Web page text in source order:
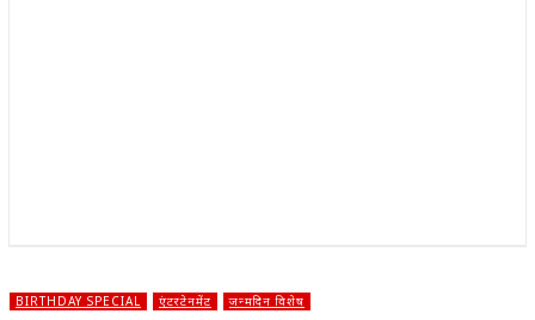
BIRTHDAY SPECIAL एंटरटेनमेंट जन्मदिन विशेष